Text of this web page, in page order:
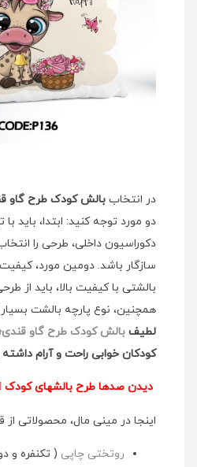
در انتخاب بالش کودک طرح گاو
دو مورد توجه کنید: ابتدا، باید
دکوراسیون داخلی، طرحی را
سازگار باشد. دومین مورد،
بالشتی با کیفیت بالا، باید از
همچنین، نوع پارچه بالشت
لطیف بالش کودک طرح گاو
کودکان خوابی راحت و آرام داشته
دیدن صدها طرح بالشهای کودک
اینجا در مینی مال، محصولاتی از
روتختی چاپی ( تکنفره و